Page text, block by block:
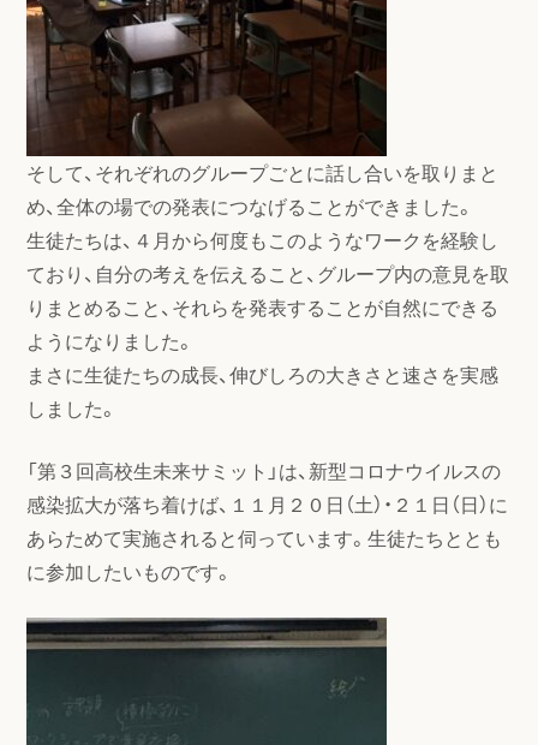
そして、それぞれのグループごとに話し合いを取りまと
め、全体の場での発表につなげることができました。
生徒たちは、４月から何度もこのようなワークを経験し
ており、自分の考えを伝えること、グループ内の意見を取
りまとめること、それらを発表することが自然にできる
ようになりました。
まさに生徒たちの成長、伸びしろの大きさと速さを実感
しました。
「第３回高校生未来サミット」は、新型コロナウイルスの
感染拡大が落ち着けば、１１月２０日（土）・２１日（日）に
あらためて実施されると伺っています。生徒たちととも
に参加したいものです。